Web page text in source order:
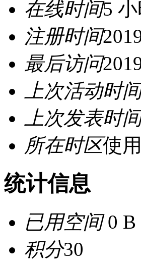
在线时间5
注册时间
最后访问
上次活动时
上次发表时
所在时区使
统计信息
已用空间0 B
积分30